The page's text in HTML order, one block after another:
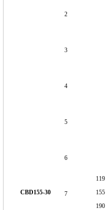
CBD155-30
2
119
155
190
3
4
5
6
7